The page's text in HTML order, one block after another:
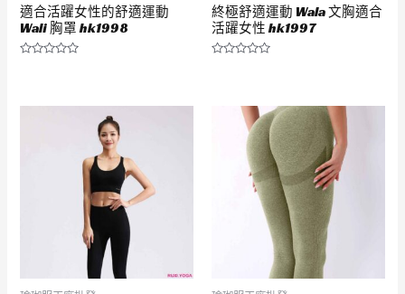
適合活躍女性的舒適運動
Wali 胸罩 hk1998
分
終極舒適運動 Wala 文胸適合
活躍女性 hk1997